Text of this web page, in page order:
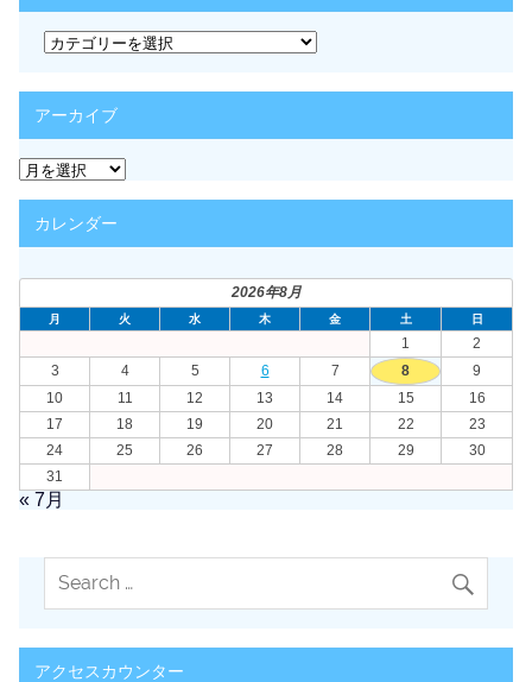
カ
テ
リ
ー
アーカイブ
ア
ー
カ
イカレンダー
2026年8月
月 火 水 木 金 土 日
1
2
3
4 5 6 7 8
9
10
11 12 13 14 15
16
17
18 19 20 21 22
23
24
25 26 27 28 29
30
31
« 7月
アクセスカウンター